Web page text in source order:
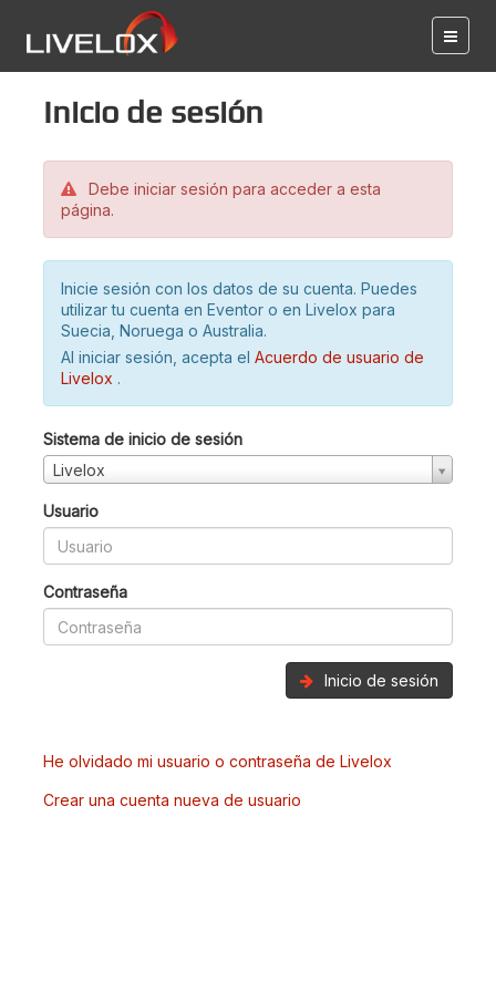
Inicio de sesión
Debe iniciar sesión para acceder a esta
página.
Inicie sesión con los datos de su cuenta. Puedes
utilizar tu cuenta en Eventor o en Livelox para
Suecia, Noruega o Australia.
Al iniciar sesión, acepta el Acuerdo de usuario de
Livelox .
Sistema de inicio de sesión
Livelox
Usuario
Contraseña
Inicio de sesión
He olvidado mi usuario o contraseña de Livelox
Crear una cuenta nueva de usuario